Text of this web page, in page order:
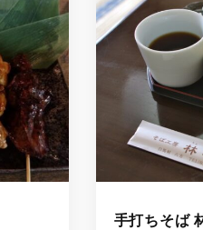
手打ちそば